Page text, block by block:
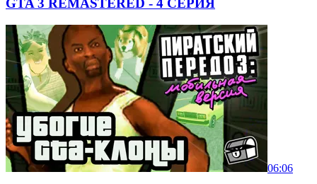
GTA 3 REMASTERED - 4 СЕРИЯ
06:06